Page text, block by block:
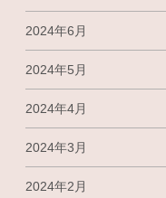
2024年6月
2024年5月
2024年4月
2024年3月
2024年2月